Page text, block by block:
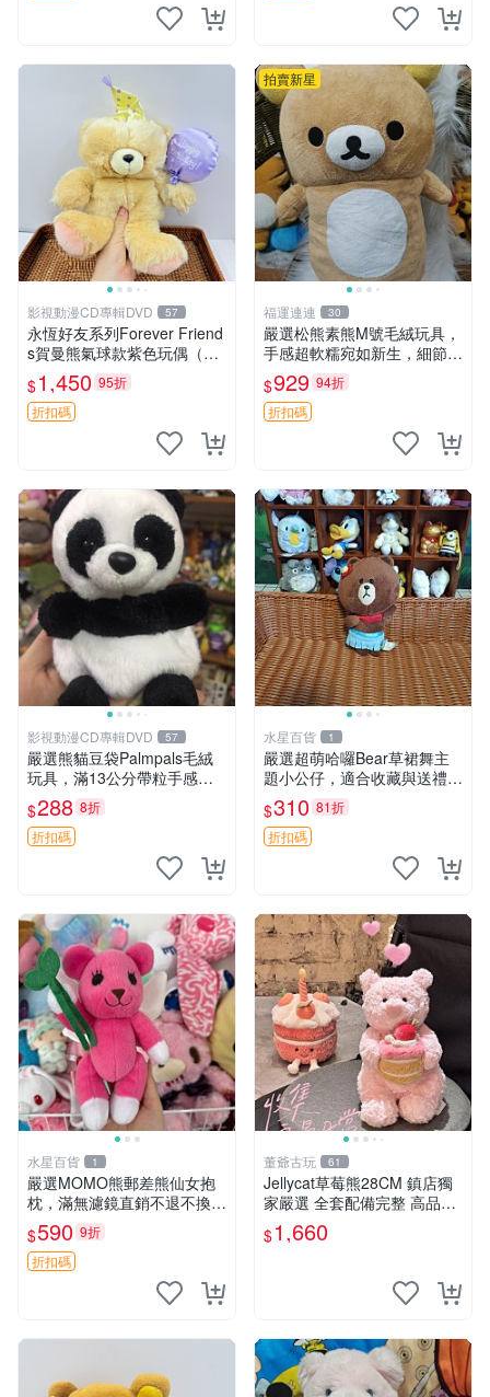
影視動漫CD專輯DVD 57
永恆好友系列Forever Friend
s賀曼熊氣球款紫色玩偶（鼻
子稍有磨損） 中古玩具 氣球
熊 玩偶
$1,450 95折
折扣碼
拍賣新星
福運連連 30
嚴選松熊素熊M號毛絨玩具，
手感超軟糯宛如新生，細節精
緻完美無瑕，推薦送禮或珍
藏，中古狀態保養得宜。 松
熊 素熊 毛絨doll
$929 94折
折扣碼
影視動漫CD專輯DVD 57
嚴選熊貓豆袋Palmpals毛絨
玩具，滿13公分帶粒手感極
佳，電影主題周邊推薦 熊貓
Palmpals 毛絨玩具 豆袋 劇場
版周邊
$288 8折
折扣碼
水星百貨 1
嚴選超萌哈囉Bear草裙舞主
題小公仔，適合收藏與送禮 1
00 克 哈囉Bear 草裙舞
$310 81折
折扣碼
水星百貨 1
嚴選MOMO熊郵差熊仙女抱
枕，滿無濾鏡直銷不退不換
經典造型可愛必備 紅薯啵啵
間抱枕 抱枕 時尚
$590 9折
折扣碼
董爺古玩 61
Jellycat草莓熊28CM 鎮店獨
家嚴選 全套配備完整 高品質
收藏好物 紋章 玩具熊 定制熊
$1,660